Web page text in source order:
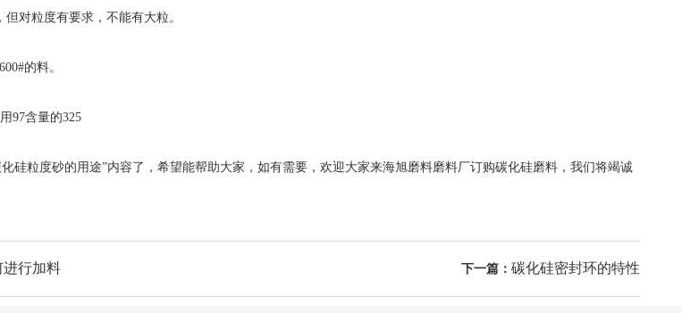
对粒度有要求，不能有大粒。
的料。
97含量的325
硅粒度砂的用途”内容了，希望能帮助大家，如有需要，欢迎大家来海旭磨料磨料厂订购碳化硅磨料，我们将竭诚
进行加料 下一篇： 碳化硅密封环的特性